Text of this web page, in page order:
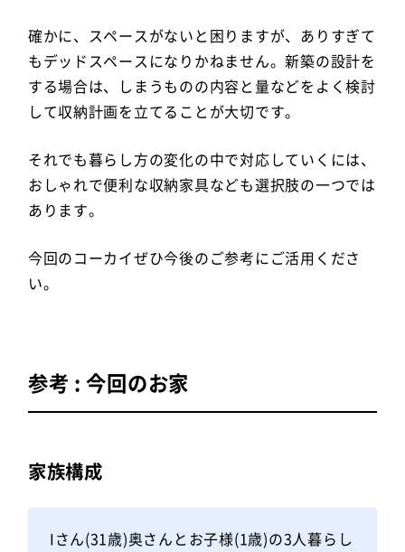
確かに、スペースがないと困りますが、ありすぎて
もデッドスペースになりかねません。新築の設計を
する場合は、しまうものの内容と量などをよく検討
して収納計画を立てることが大切です。
それでも暮らし方の変化の中で対応していくには、
おしゃれで便利な収納家具なども選択肢の一つでは
あります。
今回のコーカイぜひ今後のご参考にご活用くださ
い。
参考 : 今回のお家
家族構成
Iさん(31歳)奥さんとお子様(1歳)の3人暮らし